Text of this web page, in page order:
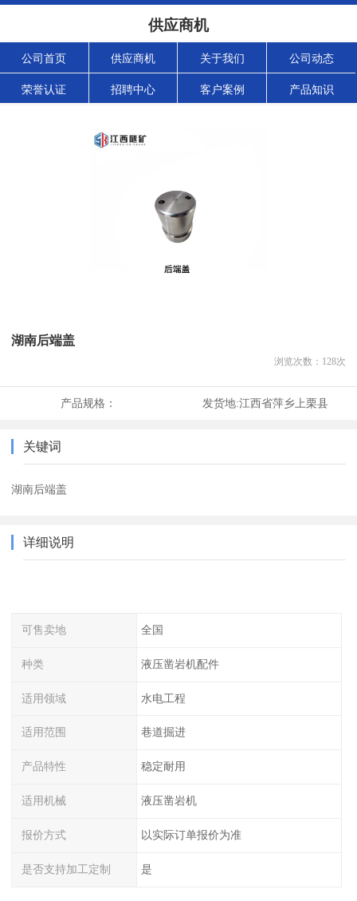
供应商机
公司首页 供应商机 关于我们 公司动态
荣誉认证 招聘中心 客户案例 产品知识
湖南后端盖
浏览次数： 128次
产品规格： 发货地:江西省萍乡上栗县
关键词
湖南后端盖
详细说明
可售卖地 全国
种类 液压凿岩机配件
适用领域 水电工程
适用范围 巷道掘进
产品特性 稳定耐用
适用机械 液压凿岩机
报价方式 以实际订单报价为准
是否支持加工定制 是